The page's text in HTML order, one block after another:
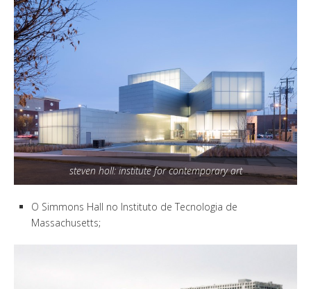
steven holl: institute for contemporary art
O Simmons Hall no Instituto de Tecnologia de
Massachusetts;